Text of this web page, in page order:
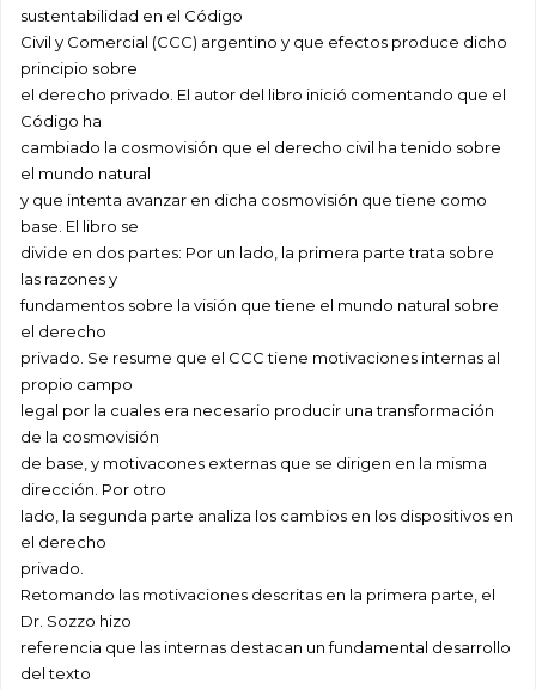
sustentabilidad en el Código
Civil y Comercial (CCC) argentino y que efectos produce dicho
principio sobre
el derecho privado. El autor del libro inició comentando que el
Código ha
cambiado la cosmovisión que el derecho civil ha tenido sobre
el mundo natural
y que intenta avanzar en dicha cosmovisión que tiene como
base. El libro se
divide en dos partes: Por un lado, la primera parte trata sobre
las razones y
fundamentos sobre la visión que tiene el mundo natural sobre
el derecho
privado. Se resume que el CCC tiene motivaciones internas al
propio campo
legal por la cuales era necesario producir una transformación
de la cosmovisión
de base, y motivacones externas que se dirigen en la misma
dirección. Por otro
lado, la segunda parte analiza los cambios en los dispositivos en
el derecho
privado.
Retomando las motivaciones descritas en la primera parte, el
Dr. Sozzo hizo
referencia que las internas destacan un fundamental desarrollo
del texto